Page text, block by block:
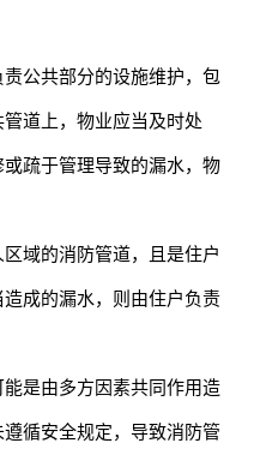
公共部分的设施维护，包
道上，物业应当及时处
疏于管理导致的漏水，物
域的消防管道，且是住户
成的漏水，则由住户负责
是由多方因素共同作用造
循安全规定，导致消防管